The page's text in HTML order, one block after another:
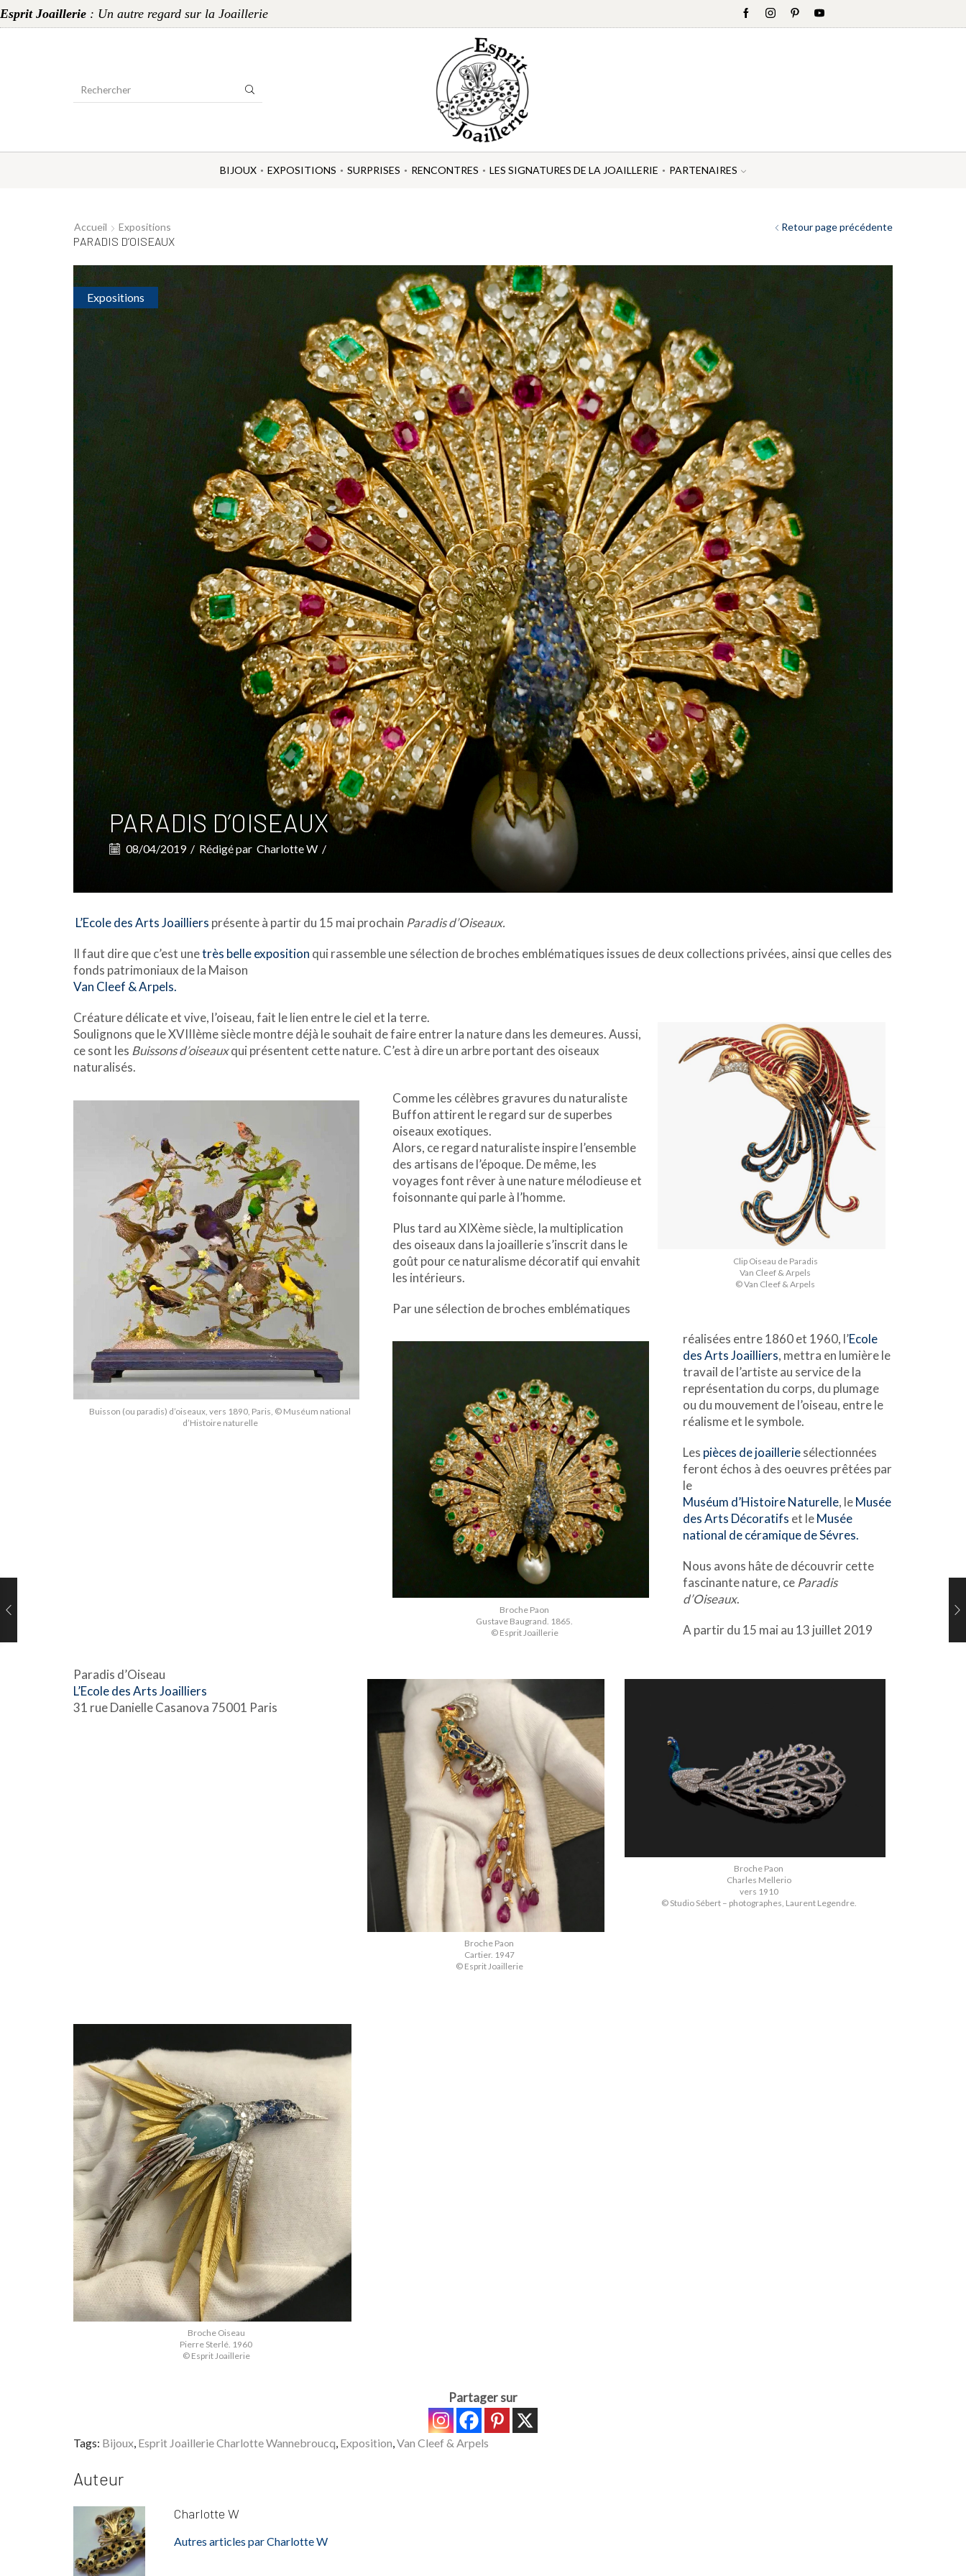
Esprit Joaillerie : Un autre regard sur la Joaillerie
BIJOUX EXPOSITIONS SURPRISES RENCONTRES LES SIGNATURES DE LA JOAILLERIE PARTENAIRES
Retour page précédente
Accueil Expositions
PARADIS D’OISEAUX
Expositions
PARADIS D’OISEAUX
08/04/2019 / Rédigé par Charlotte W /
L’Ecole des Arts Joailliers présente à partir du 15 mai prochain Paradis d’Oiseaux.
Il faut dire que c’est unetrès belle exposition qui rassemble une sélection de broches emblématiques issues de deux collections privées, ainsi que celles des
fonds patrimoniaux de la Maison
Van Cleef & Arpels.
Clip Oiseau de Paradis
Van Cleef & Arpels
© Van Cleef & Arpels
Créature délicate et vive, l’oiseau, fait le lien entre le ciel et la terre.
Soulignons que le XVIIIème siècle montre déjà le souhait de faire entrer la nature dans les demeures. Aussi,
ce sont les Buissons d’oiseauxqui présentent cette nature. C’est à dire un arbre portant des oiseaux
naturalisés.
Buisson (ou paradis) d’oiseaux, vers 1890, Paris, © Muséum national
d’Histoire naturelle
Comme les célèbres gravures du naturaliste
Buffon attirent le regard sur de superbes
oiseaux exotiques.
Alors, ce regard naturaliste inspire l’ensemble
des artisans de l’époque. De même, les
voyages font rêver à une nature mélodieuse et
foisonnante qui parle à l’homme.
Plus tard au XIXème siècle, la multiplication
des oiseaux dans la joaillerie s’inscrit dans le
goût pour ce naturalisme décoratif qui envahit
les intérieurs.
Broche Paon
Gustave Baugrand. 1865.
© Esprit Joaillerie
Broche Paon
Charles Mellerio
vers 1910
© Studio Sébert – photographes, Laurent Legendre.
Par une sélection de broches emblématiques
réalisées entre 1860 et 1960, l’Ecole
des Arts Joailliers, mettra en lumière le
travail de l’artiste au service de la
représentation du corps, du plumage
ou du mouvement de l’oiseau, entre le
réalisme et le symbole.
Broche Paon
Cartier. 1947
© Esprit Joaillerie
Broche Oiseau
Pierre Sterlé. 1960
© Esprit Joaillerie
Les pièces de joailleriesélectionnées
feront échos à des oeuvres prêtées par
le
Muséum d’Histoire Naturelle, leMusée
des Arts Décoratifs et leMusée
national de céramique de Sévres.
Nous avons hâte de découvrir cette
fascinante nature, ceParadis
d’Oiseaux.
A partir du 15 mai au 13 juillet 2019
Paradis d’Oiseau
L’Ecole des Arts Joailliers
31 rue Danielle Casanova 75001 Paris
Partager sur
Tags: Bijoux, Esprit Joaillerie Charlotte Wannebroucq, Exposition,Van Cleef & Arpels
Auteur
Charlotte W
Autres articles par Charlotte W